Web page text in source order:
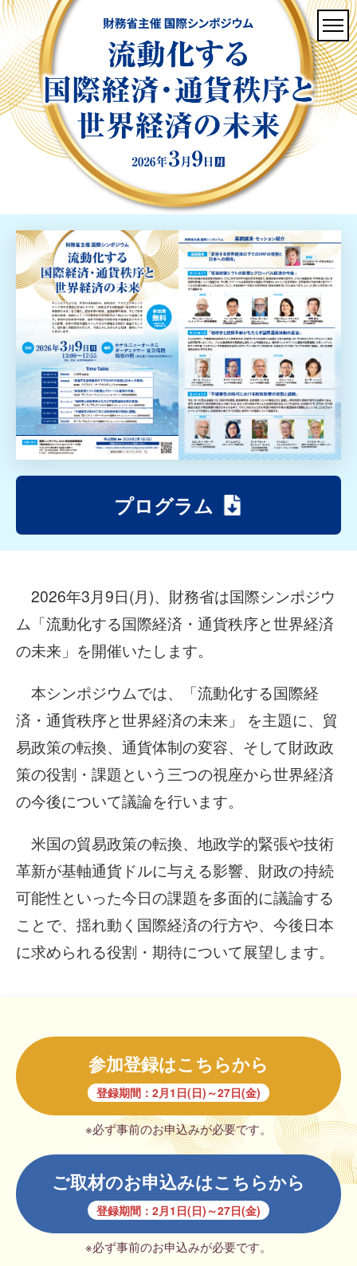
プログラム
2026年3月9日(月)、財務省は国際シンポジウ
ム「流動化する国際経済・通貨秩序と世界経済
の未来」を開催いたします。
本シンポジウムでは、「流動化する国際経
済・通貨秩序と世界経済の未来」 を主題に、貿
易政策の転換、通貨体制の変容、そして財政政
策の役割・課題という三つの視座から世界経済
の今後について議論を行います。
米国の貿易政策の転換、地政学的緊張や技術
革新が基軸通貨ドルに与える影響、財政の持続
可能性といった今日の課題を多面的に議論する
ことで、揺れ動く国際経済の行方や、今後日本
に求められる役割・期待について展望します。
参加登録はこちらから
登録期間：2月1日(日)～27日(金)
※必ず事前のお申込みが必要です。
ご取材のお申込みはこちらから
登録期間：2月1日(日)～27日(金)
※必ず事前のお申込みが必要です。